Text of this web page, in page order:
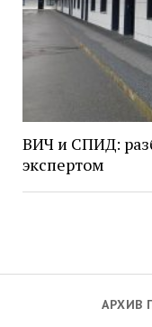
АРХИВ
ВИЧ и СПИД:
экспертом